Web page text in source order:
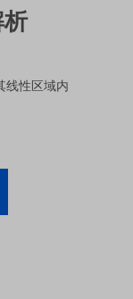
性区域内